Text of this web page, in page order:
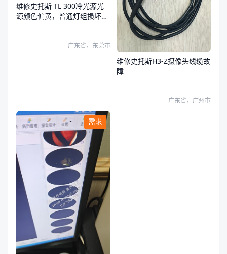
维修史托斯 TL 300冷光源光
源颜色偏黄，普通灯组损坏，
广东省，东莞市
维修史托斯H3-Z摄像头线缆故
障
广东省，广州市
需求